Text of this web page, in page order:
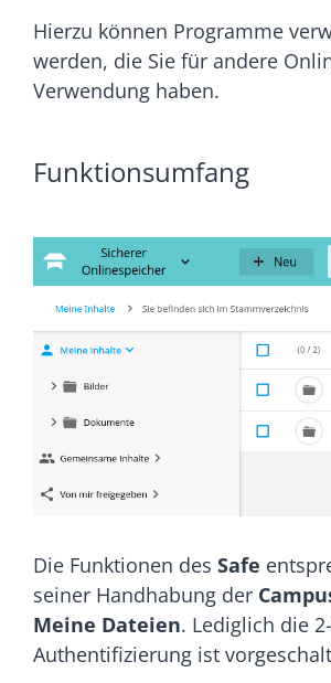
Hierzu können Programme
werden, die Sie für andere
Verwendung haben.
Funktionsumfang
Die Funktionen des Safe
seiner Handhabung der
Meine Dateien. Lediglich die
Authentifizierung ist